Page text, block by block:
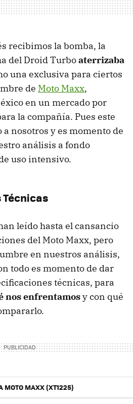
recibimos la bomba, la
del Droid Turboaterrizaba
una exclusiva para ciertos
de Moto Maxx,
en un mercado por
la compañía. Pues este
nosotros y es momento de
análisis a fondo
uso intensivo.
leído hasta el cansancio
del Moto Maxx, pero
en nuestros análisis,
todo es momento de dar
técnicas, para
nos enfrentamosy con qué
MOTO MAXX (XT1225)